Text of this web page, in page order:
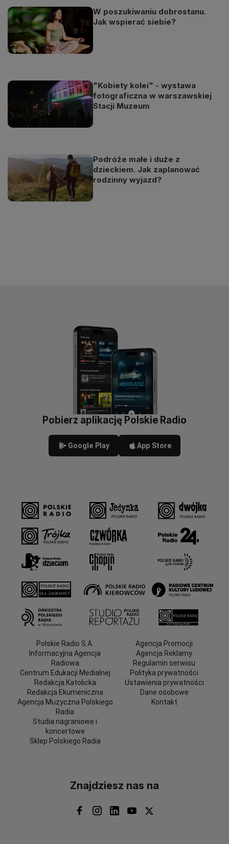
W poszukiwaniu dobrostanu.
Jak wspierać siebie?
"Kobiety kolei" - wystawa
fotograficzna w warszawskiej
Stacji Muzeum
Podróże małe i duże z
dzieckiem. Jak zaplanować
rodzinny wyjazd?
Pobierz aplikację Polskie Radio
Google Play App Store
Polskie Radio S.A.
Informacyjna Agencja
Radiowa
Centrum Edukacji Medialnej
Redakcja Katolicka
Redakcja Ekumeniczna
Agencja Muzyczna Polskiego
Radia
Studia nagraniowe i
koncertowe
Sklep Polskiego Radia
Agencja Promocji
Agencja Reklamy
Regulamin serwisu
Polityka prywatności
Ustawienia prywatności
Dane osobowe
Kontakt
Znajdziesz nas na